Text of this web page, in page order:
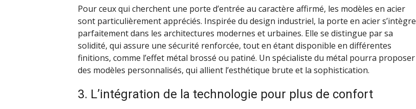
Pour ceux qui cherchent une porte d’entrée au caractère affirmé, les modèles en acier
sont particulièrement appréciés. Inspirée du design industriel, la porte en acier s’intègre
parfaitement dans les architectures modernes et urbaines. Elle se distingue par sa
solidité, qui assure une sécurité renforcée, tout en étant disponible en différentes
finitions, comme l’effet métal brossé ou patiné. Un spécialiste du métal pourra proposer
des modèles personnalisés, qui allient l’esthétique brute et la sophistication.
3. L’intégration de la technologie pour plus de confort